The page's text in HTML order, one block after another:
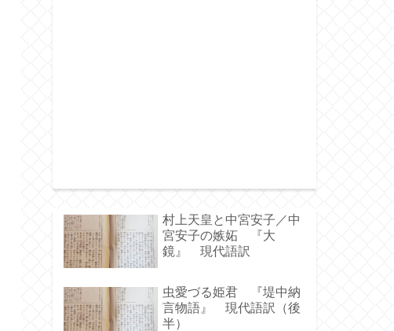
村上天皇と中宮安子／中
宮安子の嫉妬 『大
鏡』 現代語訳
虫愛づる姫君 『堤中納
言物語』 現代語訳（後
半）